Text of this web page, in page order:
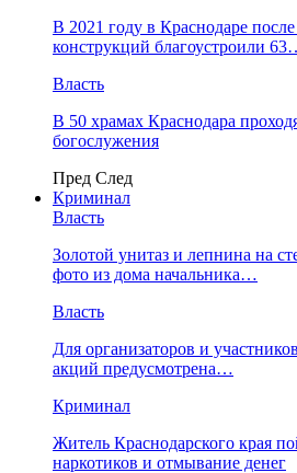
В 2021 году в Краснодаре
конструкций благоустроили
Власть
В 50 храмах Краснодара
богослужения
Пред След
Криминал
Власть
​Золотой унитаз и лепнина на
фото из дома начальника…
Власть
Для организаторов и
акций предусмотрена…
Криминал
Житель Краснодарского края
наркотиков и отмывание денег